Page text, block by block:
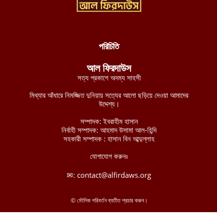
নব্য চাঁদাবাজদের হাতে জিম্মি রাজধানীবাসী, ৩৫ স্পটে পুলিশ সদস্যরাই করছে
বুরকিনান জান্তা বাহিনীর ১২টি সামরিক অবস্থানের নিয়ন্ত্রণ নিয়েছে
মালিতে জান্তা ও রুশ বাহিনীর ৫টি কনভয়ে প্রতিরোধ বাহিনী জেএনআইএম-
ইমারাতে ইসলামিয়া আফগানিস্তানের উত্তরাঞ্চলের পাঁচ প্রদেশের ৩৫০ পুলিশ
পরিচিতি
আল ফিরদাউস
সত্য প্রকাশে অদম্য সাহসী
মিথ্যার আঁধারে নিমজ্জিত দুনিয়ায় সত্যের আলো ছড়িয়ে দেওয়া আমাদের
উদ্দেশ্য।
সম্পাদক: ইবরাহীম হাসান
নির্বাহী সম্পাদক: আহমাদ উসামা আল-হিন্দি
সহকারী সম্পাদক : হাসান বিন আব্দুল্লাহ
যোগাযোগ করুনঃ
✉: contact@alfirdaws.org
© মৌলিক পরিবর্তন ব্যতীত প্রচার করুন।